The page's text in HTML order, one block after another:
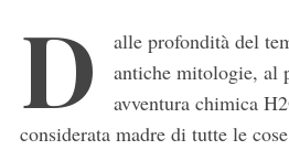
D
alle profondità del
antiche mitologie, al
avventura chimica
considerata madre di tutte le